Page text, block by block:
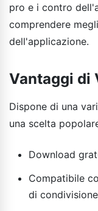
pro e i contro
comprendere
dell'applicazione.
Vantaggi di
Dispone di una
una scelta
Download
Compatibile
di